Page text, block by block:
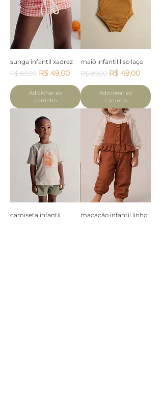
sunga infantil xadrez
Preço normal
R$ 89,00 Preço promocional
R$ 49,00
Adicionar ao
carrinho
maiô infantil liso laço
Preço normal
R$ 89,00 Preço
R$ 49,00
Adicionar ao
carrinho
camiseta infantil
macacão infantil linho
alça